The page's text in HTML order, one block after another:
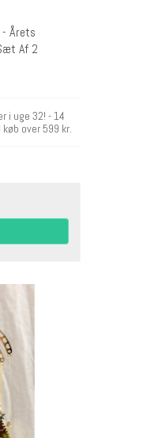
- Årets
Af 2
i uge 32! - 14
over 599 kr.